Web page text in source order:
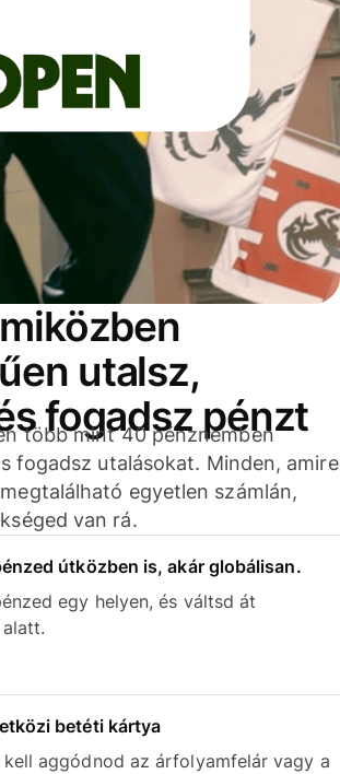
utalsz,
fogadsz pénzt
több mint 40 pénznemben
fogadsz utalásokat. Minden, amire
egyetlen számlán,
van rá.
útközben is, akár globálisan.
egy helyen, és váltsd át
betéti kártya
kell aggódnod az árfolyamfelár vagy a